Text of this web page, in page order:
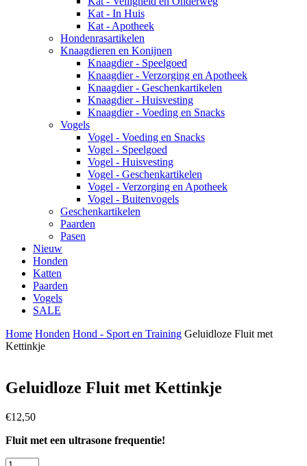
Kat - In Huis
Kat - Apotheek
Hondenrasartikelen
Knaagdieren en Konijnen
Knaagdier - Speelgoed
Knaagdier - Verzorging en Apotheek
Knaagdier - Geschenkartikelen
Knaagdier - Huisvesting
Knaagdier - Voeding en Snacks
Vogels
Vogel - Voeding en Snacks
Vogel - Speelgoed
Vogel - Huisvesting
Vogel - Geschenkartikelen
Vogel - Verzorging en Apotheek
Vogel - Buitenvogels
Geschenkartikelen
Paarden
Pasen
Nieuw
Honden
Katten
Paarden
Vogels
SALE
Home Honden Hond - Sport en Training Geluidloze Fluit met
Kettinkje
Geluidloze Fluit met Kettinkje
€12,50
Fluit met een ultrasone frequentie!
Geluidloze